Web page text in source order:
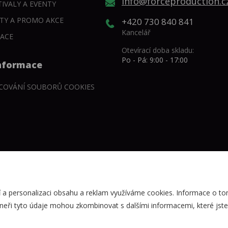
A EVENTY
A PROMO AKCE
SOUBORŮ COOKIES
+420 730 840 841
Kancelář
Otevírací doba skladu:
Po - Pá: 9:00 - 17:00
personalizaci obsahu a reklam využíváme cookies. Informace o
tyto údaje mohou zkombinovat s dalšími informacemi, které